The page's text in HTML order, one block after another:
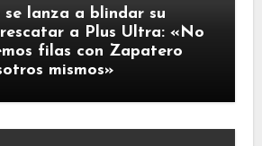
se lanza a blindar su
a Plus Ultra: «No
filas con Zapatero
mismos»